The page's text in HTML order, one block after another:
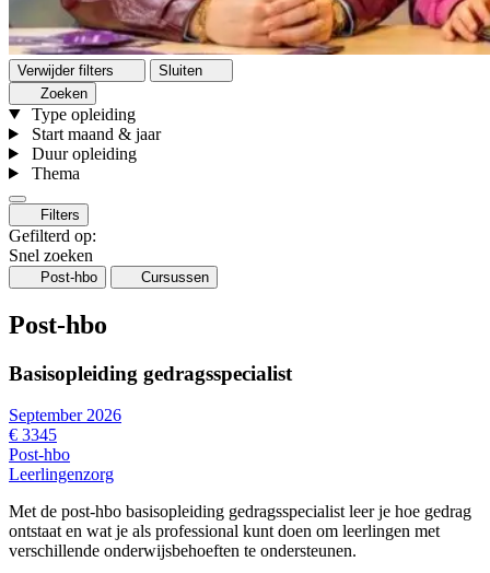
Verwijder filters
Sluiten
Zoeken
Type opleiding
Start maand & jaar
Duur opleiding
Thema
Filters
Gefilterd op:
Snel zoeken
Post-hbo Cursussen
Post-hbo
Basisopleiding gedragsspecialist
September 2026
€ 3345
Post-hbo
Leerlingenzorg
Met de post-hbo basisopleiding gedragsspecialist leer je hoe gedrag
ontstaat en wat je als professional kunt doen om leerlingen met
verschillende onderwijsbehoeften te ondersteunen.